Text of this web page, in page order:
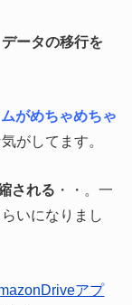
ータの移行を
がめちゃめちゃ
がしてます。
される ・・。一
いになりまし
アプ